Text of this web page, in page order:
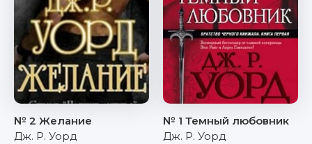
№ 2 Желание
Дж. Р. Уорд
№ 1 Темный любовник
Дж. Р. Уорд